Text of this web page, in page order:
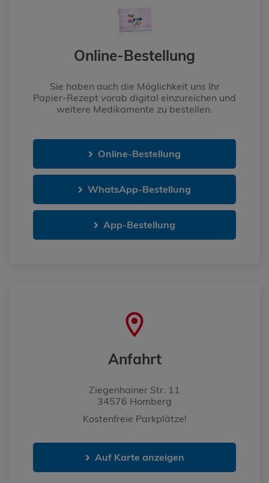
Online-Bestellung
Sie haben auch die Möglichkeit uns Ihr
Papier-Rezept vorab digital einzureichen und
weitere Medikamente zu bestellen.
Online-Bestellung
WhatsApp-Bestellung
App-Bestellung
Anfahrt
Ziegenhainer Str. 11
34576 Homberg
Kostenfreie Parkplätze!
Auf Karte anzeigen